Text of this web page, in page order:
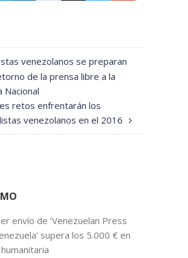
venezolanos se preparan
de la prensa libre a la
Nacional
retos enfrentarán los
venezolanos en el 2016
envío de ‘Venezuelan Press
supera los 5.000 € en